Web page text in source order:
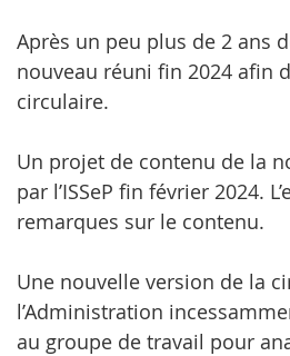
Après un peu plus de 2 ans
nouveau réuni fin 2024 afin
circulaire.
Un projet de contenu de la
par l’ISSeP fin février 2024.
remarques sur le contenu.
Une nouvelle version de la
l’Administration
au groupe de travail pour